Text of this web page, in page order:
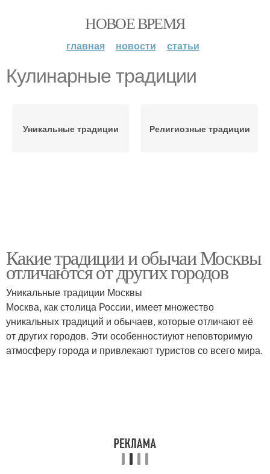
НОВОЕ ВРЕМЯ
главная новости статьи
Кулинарные традиции
Уникальные традиции Религиозные традиции
Какие традиции и обычаи Москвы
отличаются от других городов
Уникальные традиции Москвы
Москва, как столица России, имеет множество
уникальных традиций и обычаев, которые отличают её
от других городов. Эти особенностиуют неповторимую
атмосферу города и привлекают туристов со всего мира.